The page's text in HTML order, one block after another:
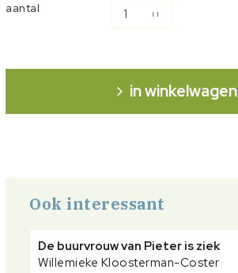
aantal
in winkelwagen
Ook interessant
De buurvrouw van Pieter is ziek
Willemieke Kloosterman-Coster